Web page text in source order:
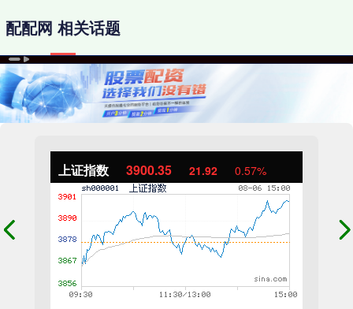
上证指数 3900.35 21.92 0.57%
配配网 相关话题